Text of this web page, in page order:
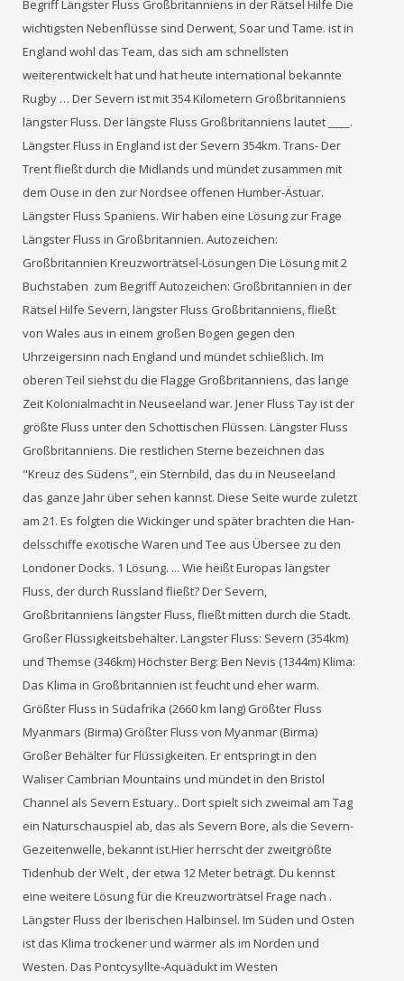
Begriff Längster Fluss Großbritanniens in der Rätsel Hilfe Die
wichtigsten Nebenflüsse sind Derwent, Soar und Tame. ist in
England wohl das Team, das sich am schnellsten
weiterentwickelt hat und hat heute international bekannte
Rugby … Der Severn ist mit 354 Kilometern Großbritanniens
längster Fluss. Der längste Fluss Großbritanniens lautet ____.
Längster Fluss in England ist der Severn 354km. Trans- Der
Trent fließt durch die Midlands und mündet zusammen mit
dem Ouse in den zur Nordsee offenen Humber-Ästuar.
Längster Fluss Spaniens. Wir haben eine Lösung zur Frage
Längster Fluss in Großbritannien. Autozeichen:
Großbritannien Kreuzworträtsel-Lösungen Die Lösung mit 2
Buchstaben ️ zum Begriff Autozeichen: Großbritannien in der
Rätsel Hilfe Severn, längster Fluss Großbritanniens, fließt
von Wales aus in einem großen Bogen gegen den
Uhrzeigersinn nach England und mündet schließlich. Im
oberen Teil siehst du die Flagge Großbritanniens, das lange
Zeit Kolonialmacht in Neuseeland war. Jener Fluss Tay ist der
größte Fluss unter den Schottischen Flüssen. Längster Fluss
Großbritanniens. Die restlichen Sterne bezeichnen das
"Kreuz des Südens", ein Sternbild, das du in Neuseeland
das ganze Jahr über sehen kannst. Diese Seite wurde zuletzt
am 21. Es folgten die Wickinger und später brachten die Han-
delsschiffe exotische Waren und Tee aus Übersee zu den
Londoner Docks. 1 Lösung. ... Wie heißt Europas längster
Fluss, der durch Russland fließt? Der Severn,
Großbritanniens längster Fluss, fließt mitten durch die Stadt.
Großer Flüssigkeitsbehälter. Längster Fluss: Severn (354km)
und Themse (346km) Höchster Berg: Ben Nevis (1344m) Klima:
Das Klima in Großbritannien ist feucht und eher warm.
Größter Fluss in Südafrika (2660 km lang) Größter Fluss
Myanmars (Birma) Größter Fluss von Myanmar (Birma)
Großer Behälter für Flüssigkeiten. Er entspringt in den
Waliser Cambrian Mountains und mündet in den Bristol
Channel als Severn Estuary.. Dort spielt sich zweimal am Tag
ein Naturschauspiel ab, das als Severn Bore, als die Severn-
Gezeitenwelle, bekannt ist.Hier herrscht der zweitgrößte
Tidenhub der Welt , der etwa 12 Meter beträgt. Du kennst
eine weitere Lösung für die Kreuzworträtsel Frage nach .
Längster Fluss der Iberischen Halbinsel. Im Süden und Osten
ist das Klima trockener und wärmer als im Norden und
Westen. Das Pontcysyllte-Aquädukt im Westen